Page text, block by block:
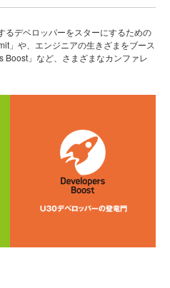
デベロッパーをスターにするための
」や、エンジニアの生きざまをブース
Boost」など、さまざまなカンファレ